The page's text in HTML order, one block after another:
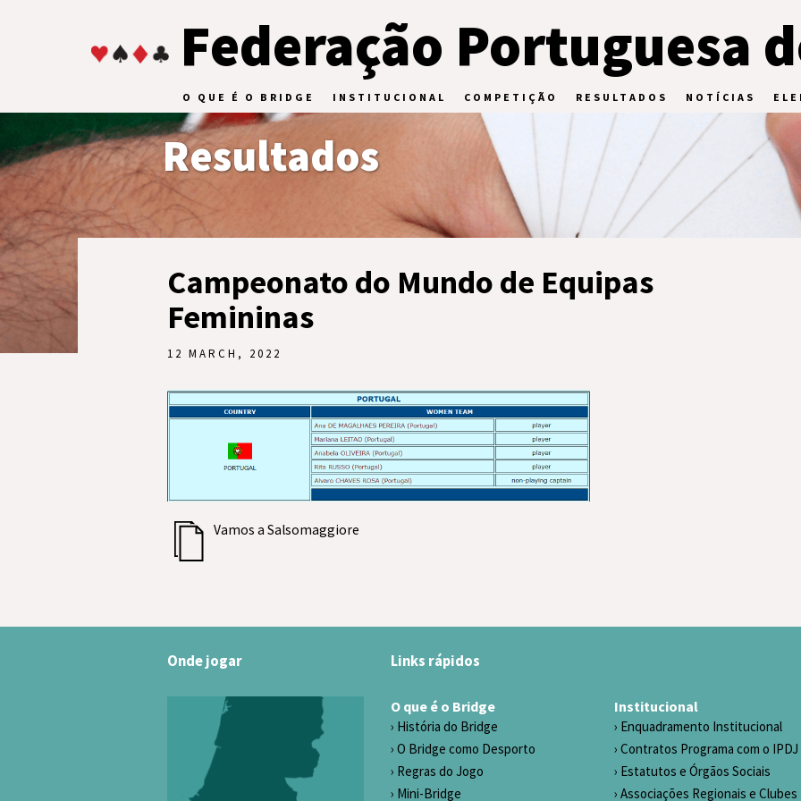
Federação Portuguesa
O QUE É O BRIDGE INSTITUCIONAL COMPETIÇÃO RESULTADOS NOTÍCIAS
Resultados
Campeonato do Mundo de Equipas
Femininas
12 MARCH, 2022
Vamos a Salsomaggiore
Onde jogar Links rápidos
O que é o Bridge
História do Bridge
O Bridge como Desporto
Regras do Jogo
Mini-Bridge
Institucional
Enquadramento Institucional
Contratos Programa com o IPDJ
Estatutos e Órgãos Sociais
Associações Regionais e Clubes